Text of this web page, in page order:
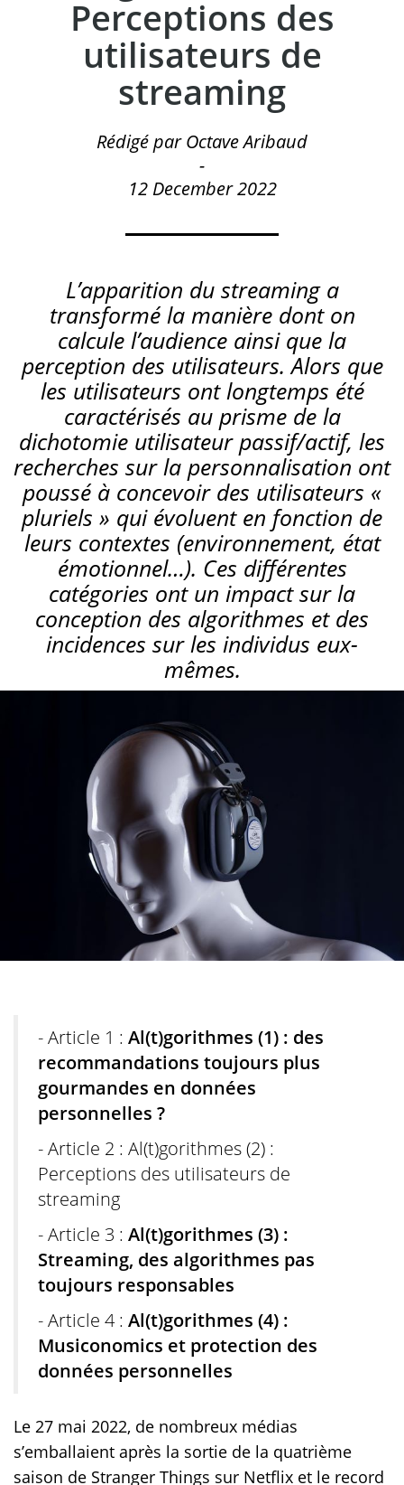
Perceptions des
utilisateurs de
streaming
Rédigé par Octave Aribaud
-
12 December 2022
L’apparition du streaming a
transformé la manière dont on
calcule l’audience ainsi que la
perception des utilisateurs. Alors que
les utilisateurs ont longtemps été
caractérisés au prisme de la
dichotomie utilisateur passif/actif, les
recherches sur la personnalisation ont
poussé à concevoir des utilisateurs «
pluriels » qui évoluent en fonction de
leurs contextes (environnement, état
émotionnel…). Ces différentes
catégories ont un impact sur la
conception des algorithmes et des
incidences sur les individus eux-
mêmes.
- Article 1 : Al(t)gorithmes (1) : des
recommandations toujours plus
gourmandes en données
personnelles ?
- Article 2 : Al(t)gorithmes (2) :
Perceptions des utilisateurs de
streaming
- Article 3 : Al(t)gorithmes (3) :
Streaming, des algorithmes pas
toujours responsables
- Article 4 : Al(t)gorithmes (4) :
Musiconomics et protection des
données personnelles
Le 27 mai 2022, de nombreux médias
s’emballaient après la sortie de la quatrième
saison de Stranger Things sur Netflix et le record